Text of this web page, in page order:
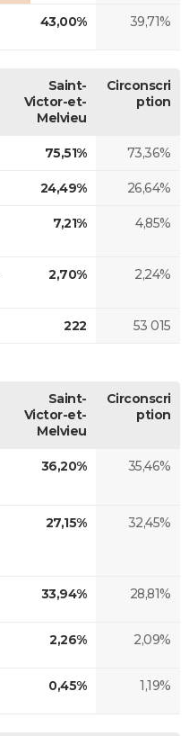
43,00% 39,71%
Saint-
Victor-et-
Melvieu
Circonscri
ption
75,51% 73,36%
24,49% 26,64%
7,21% 4,85%
2,70% 2,24%
222 53 015
Saint-
Victor-et-
Melvieu
Circonscri
ption
36,20% 35,46%
27,15% 32,45%
33,94% 28,81%
2,26% 2,09%
0,45% 1,19%